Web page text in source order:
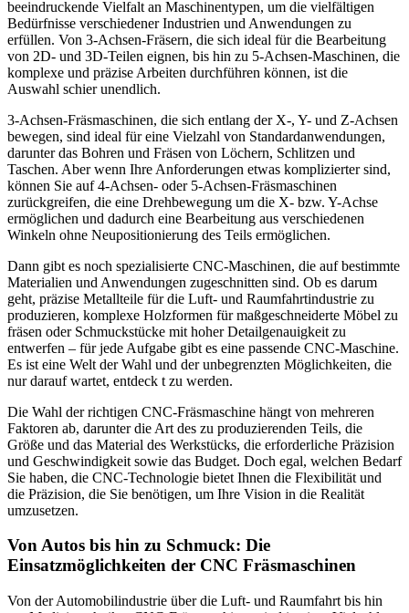
beeindruckende Vielfalt an Maschinentypen, um die vielfältigen
Bedürfnisse verschiedener Industrien und Anwendungen zu
erfüllen. Von 3-Achsen-Fräsern, die sich ideal für die Bearbeitung
von 2D- und 3D-Teilen eignen, bis hin zu 5-Achsen-Maschinen, die
komplexe und präzise Arbeiten durchführen können, ist die
Auswahl schier unendlich.
3-Achsen-Fräsmaschinen, die sich entlang der X-, Y- und Z-Achsen
bewegen, sind ideal für eine Vielzahl von Standardanwendungen,
darunter das Bohren und Fräsen von Löchern, Schlitzen und
Taschen. Aber wenn Ihre Anforderungen etwas komplizierter sind,
können Sie auf 4-Achsen- oder 5-Achsen-Fräsmaschinen
zurückgreifen, die eine Drehbewegung um die X- bzw. Y-Achse
ermöglichen und dadurch eine Bearbeitung aus verschiedenen
Winkeln ohne Neupositionierung des Teils ermöglichen.
Dann gibt es noch spezialisierte CNC-Maschinen, die auf bestimmte
Materialien und Anwendungen zugeschnitten sind. Ob es darum
geht, präzise Metallteile für die Luft- und Raumfahrtindustrie zu
produzieren, komplexe Holzformen für maßgeschneiderte Möbel zu
fräsen oder Schmuckstücke mit hoher Detailgenauigkeit zu
entwerfen – für jede Aufgabe gibt es eine passende CNC-Maschine.
Es ist eine Welt der Wahl und der unbegrenzten Möglichkeiten, die
nur darauf wartet, entdeck t zu werden.
Die Wahl der richtigen CNC-Fräsmaschine hängt von mehreren
Faktoren ab, darunter die Art des zu produzierenden Teils, die
Größe und das Material des Werkstücks, die erforderliche Präzision
und Geschwindigkeit sowie das Budget. Doch egal, welchen Bedarf
Sie haben, die CNC-Technologie bietet Ihnen die Flexibilität und
die Präzision, die Sie benötigen, um Ihre Vision in die Realität
umzusetzen.
Von Autos bis hin zu Schmuck: Die
Einsatzmöglichkeiten der CNC Fräsmaschinen
Von der Automobilindustrie über die Luft- und Raumfahrt bis hin